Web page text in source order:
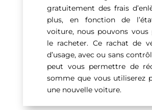
gratuitement des frais
plus, en fonction de
voiture, nous pouvons vous
le racheter. Ce rachat de
d’usage, avec ou sans
peut vous permettre de
somme que vous utiliserez
une nouvelle voiture.